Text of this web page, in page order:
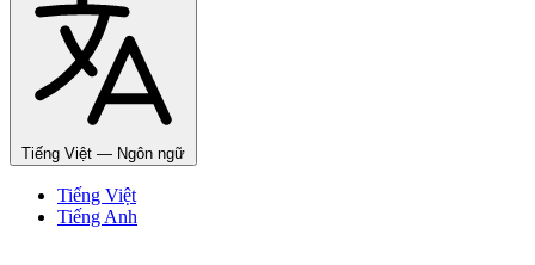
Tiếng Việt — Ngôn ngữ
Tiếng Việt
Tiếng Anh